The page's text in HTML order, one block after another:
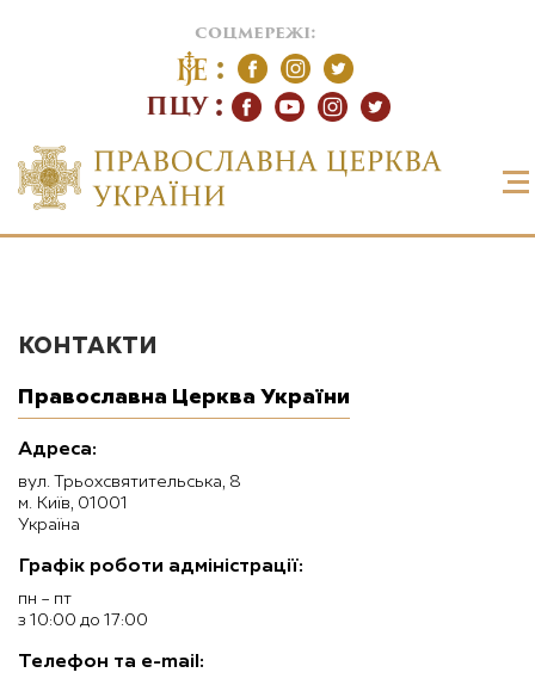
соцмережі:
ПЦУ
КОНТАКТИ
Православна Церква України
Адреса:
вул. Трьохсвятительська, 8
м. Київ, 01001
Україна
Графік роботи адміністрації:
пн – пт
з 10:00 до 17:00
Телефон та e-mail: